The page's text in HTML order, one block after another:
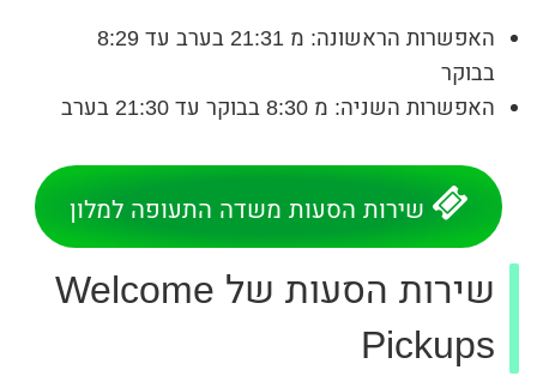
האפשרות הראשונה: מ 21:31 בערב עד 8:29
בבוקר
האפשרות השניה: מ 8:30 בבוקר עד 21:30 בערב
שירות הסעות משדה התעופה למלון
שירות הסעות של Welcome
Pickups